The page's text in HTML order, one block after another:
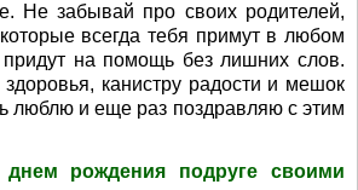
Не забывай про своих родителей,
всегда тебя примут в любом
на помощь без лишних слов.
канистру радости и мешок
люблю и еще раз поздравляю с этим
днем рождения подруге своими